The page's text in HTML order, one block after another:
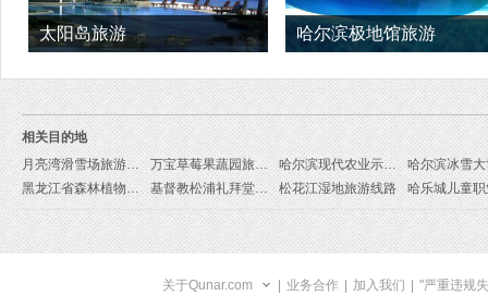
太阳岛旅游 哈尔滨极地馆旅游
相关目的地
月亮湾滑雪场旅游线路
万宝草莓果蔬园旅游线路
哈尔滨现代农业示范区旅游线路
黑龙江省森林植物园旅游线路
基督教松浦礼拜堂旅游线路 松花江湿地旅游线路
关于Qunar.com 业务合作 加入我们 "严重违规